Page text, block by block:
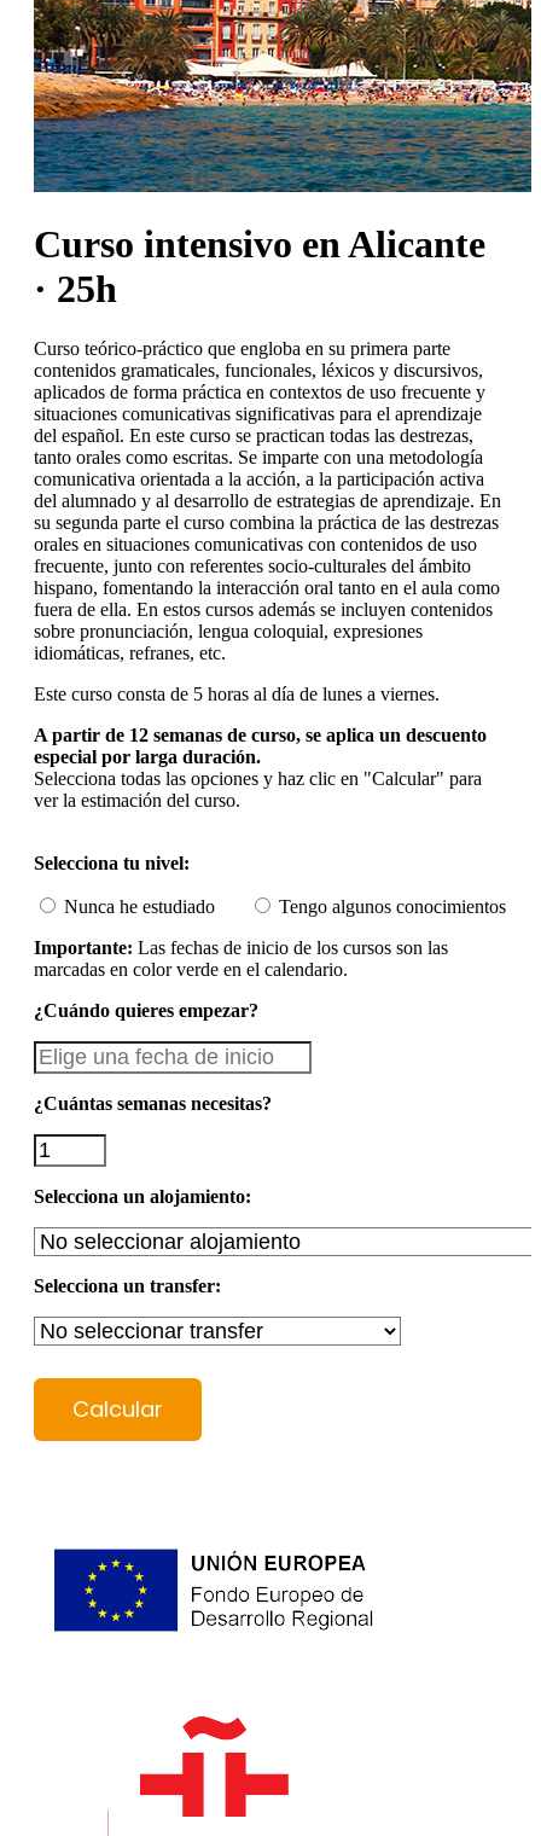
Curso intensivo en Alicante
· 25h
Curso teórico-práctico que engloba en su primera parte
contenidos gramaticales, funcionales, léxicos y discursivos,
aplicados de forma práctica en contextos de uso frecuente y
situaciones comunicativas significativas para el aprendizaje
del español. En este curso se practican todas las destrezas,
tanto orales como escritas. Se imparte con una metodología
comunicativa orientada a la acción, a la participación activa
del alumnado y al desarrollo de estrategias de aprendizaje. En
su segunda parte el curso combina la práctica de las destrezas
orales en situaciones comunicativas con contenidos de uso
frecuente, junto con referentes socio-culturales del ámbito
hispano, fomentando la interacción oral tanto en el aula como
fuera de ella. En estos cursos además se incluyen contenidos
sobre pronunciación, lengua coloquial, expresiones
idiomáticas, refranes, etc.
Este curso consta de 5 horas al día de lunes a viernes.
A partir de 12 semanas de curso, se aplica un descuento
especial por larga duración.
Selecciona todas las opciones y haz clic en "Calcular" para
ver la estimación del curso.
Selecciona tu nivel:
Nunca he estudiado
Tengo algunos conocimientos
Importante: Las fechas de inicio de los cursos son las
marcadas en color verde en el calendario.
¿Cuándo quieres empezar?
¿Cuántas semanas necesitas?
Selecciona un alojamiento:
Selecciona un transfer:
Calcular